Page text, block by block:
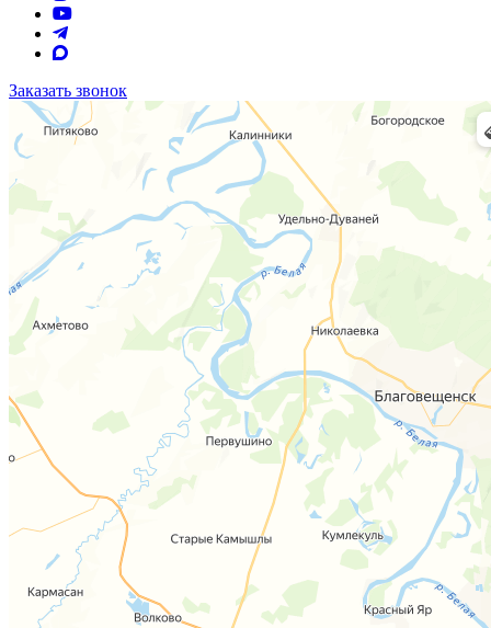
Заказать звонок